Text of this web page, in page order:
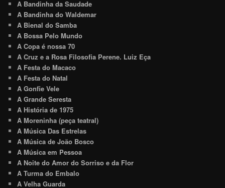
A Bandinha da Saudade
A Bandinha do Waldemar
A Bienal do Samba
A Bossa Pelo Mundo
A Copa é nossa 70
A Cruz e a Rosa Filosofia Perene. Luiz Eça
A Festa do Macaco
A Festa do Natal
A Gonfie Vele
A Grande Seresta
A História de 1975
A Moreninha (peça teatral)
A Música Das Estrelas
A Música de João Bosco
A Música em Pessoa
A Noite do Amor do Sorriso e da Flor
A Turma do Embalo
A Velha Guarda